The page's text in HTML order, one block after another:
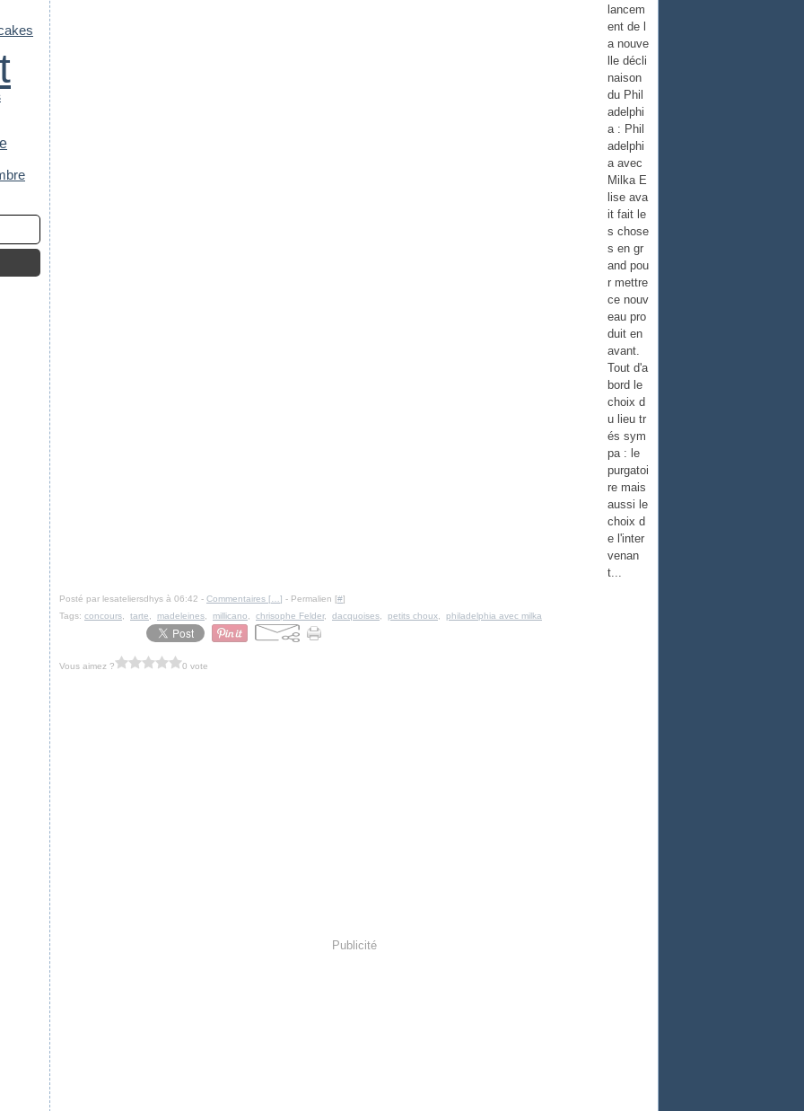
lancem
ent de l
a nouve
lle décli
naison
du Phil
adelphi
a : Phil
adelphi
a avec
Milka E
lise ava
it fait le
s chose
s en gr
and pou
r mettre
ce nouv
eau pro
duit en
avant.
Tout d'a
bord le
choix d
u lieu tr
és sym
pa : le
purgatoi
re mais
aussi le
choix d
e l'inter
venan
t...
Posté par lesateliersdhys à 06:42 - Commentaires [ ] - Permalien [#]
Tags: concours tarte madeleines millicano chrisophe Felder, dacquoises petits choux philadelphia avec milka
Vous aimez ? 0 vote
Publicité